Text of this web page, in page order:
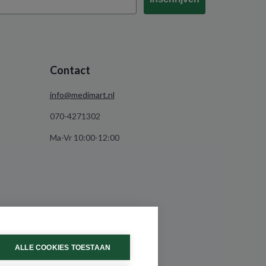
Contact
info@medimart.nl
070-4271302
Ma-Vr 10:00-12:00
ALLE COOKIES TOESTAAN